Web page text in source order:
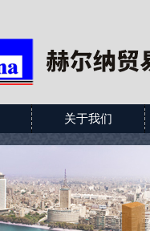
关于我们